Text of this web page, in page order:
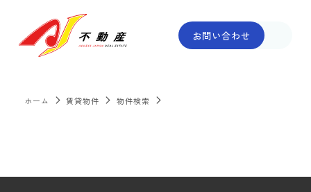
お問い合わせ
ホーム  賃貸物件  物件検索 